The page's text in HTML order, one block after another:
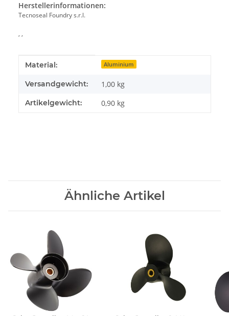
Herstellerinformationen:
Tecnoseal Foundry s.r.l.
, ,
Produkteigenschaft
Wert
Material: Aluminium
Versandgewicht: 1,00 kg
Artikelgewicht: 0,90 kg
Ähnliche Artikel